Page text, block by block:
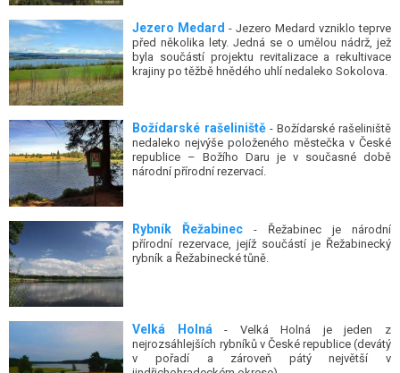
Jezero Medard - Jezero Medard vzniklo teprve
před několika lety. Jedná se o umělou nádrž, jež
byla součástí projektu revitalizace a rekultivace
krajiny po těžbě hnědého uhlí nedaleko Sokolova.
Božídarské rašeliniště
- Božídarské rašeliniště
nedaleko nejvýše položeného městečka v České
republice – Božího Daru je v současné době
národní přírodní rezervací.
Rybník Řežabinec
- Řežabinec je národní
přírodní rezervace, jejíž součástí je Řežabinecký
rybník a Řežabinecké tůně.
Velká Holná - Velká Holná je jeden z
nejrozsáhlejších rybníků v České republice (devátý
v pořadí a zároveň pátý největší v
jindřichohradeckém okrese).